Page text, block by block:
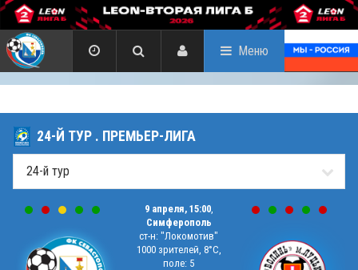
Меню
24-Й ТУР . ПРЕМЬЕР-ЛИГА
9 апреля, 15:00,
Симферополь
ст-н: "Локомотив"
1000 зрителей, 8°C,
поле: 5